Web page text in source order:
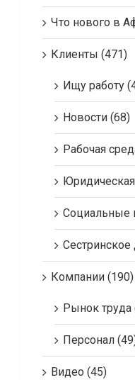
Что нового в
Клиенты (471)
Ищу работу
Новости (68)
Рабочая
Социальные
Сестринское
Компании (190)
Рынок труда
Персонал
Видео (45)